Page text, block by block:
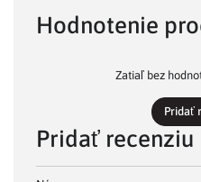
Hodnotenie
Zatiaľ bez
Pridať
Pridať recenziu